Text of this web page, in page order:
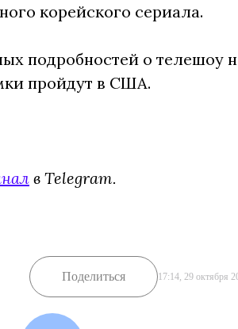
корейского сериала.
подробностей о телешоу
пройдут в США.
в Telegram.
Поделиться 17:14, 29 октября